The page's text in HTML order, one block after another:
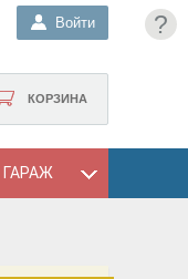
?
Войти
КОРЗИНА
ГАРАЖ